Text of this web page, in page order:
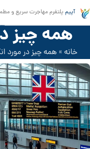
آپیم پلتفرم مهاجرت سریع و
همه چیز
خانه »همه چیز در مورد
مهاجرت